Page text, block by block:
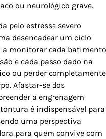
ou neurológico grave.
pelo estresse severo
desencadear um ciclo
a monitorar cada batimento
e cada passo dado na
ou perder completamente
Afastar-se dos
a engrenagem
é indispensável para
uma perspectiva
para quem convive com